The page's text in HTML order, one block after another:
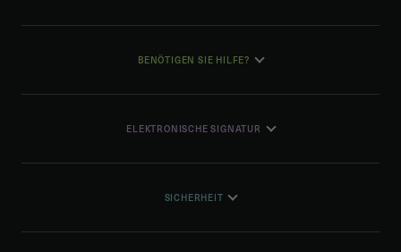
BENÖTIGEN SIE HILFE?
ELEKTRONISCHE SIGNATUR
SICHERHEIT